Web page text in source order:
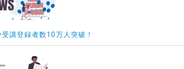
講登録者数10万人突破！